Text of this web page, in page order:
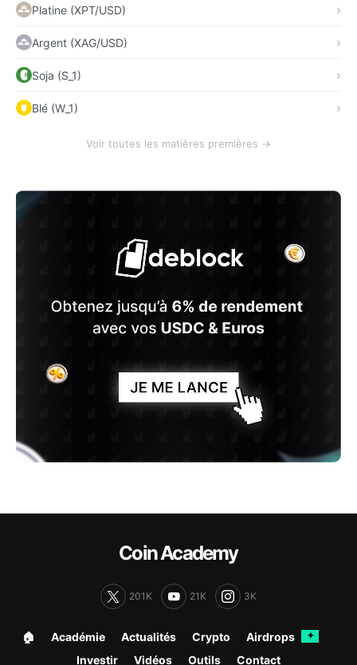
Platine (XPT/USD)
Argent (XAG/USD)
Soja (S_1)
Blé (W_1)
Voir toutes les matières premières →
Coin Academy
201K 21K 3K
🏠︎ Académie Actualités Crypto Airdrops ✦
Investir Vidéos Outils Contact